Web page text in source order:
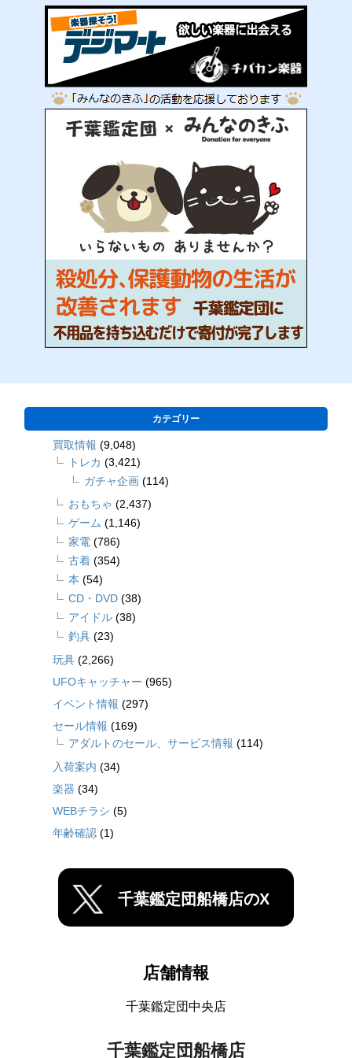
カテゴリー
買取情報 (9,048)
トレカ (3,421)
ガチャ企画 (114)
おもちゃ (2,437)
ゲーム (1,146)
家電 (786)
古着 (354)
本 (54)
CD・DVD (38)
アイドル (38)
釣具 (23)
玩具 (2,266)
UFOキャッチャー (965)
イベント情報 (297)
セール情報 (169)
アダルトのセール、サービス情報 (114)
入荷案内 (34)
楽器 (34)
WEBチラシ (5)
年齢確認 (1)
千葉鑑定団船橋店のX
店舗情報
千葉鑑定団中央店
千葉鑑定団船橋店